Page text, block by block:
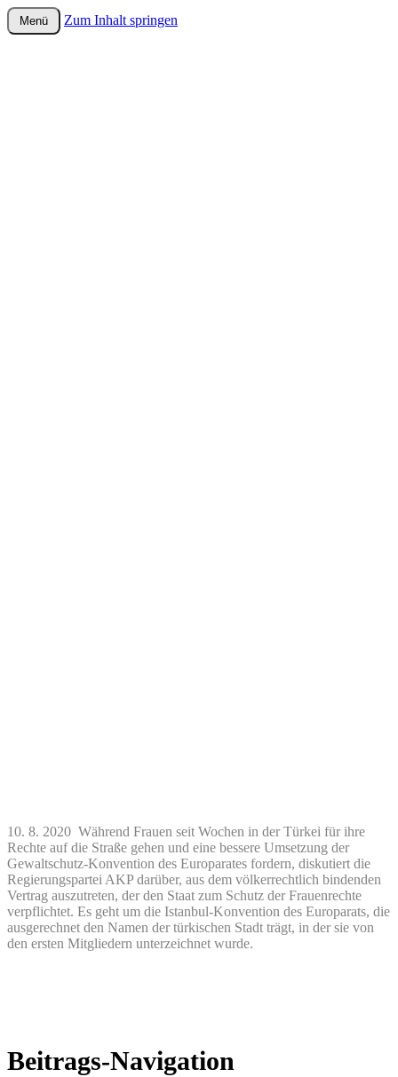
wurster-cartoon-blog.de
Menü Zum Inhalt springen
10. 8. 2020 Während Frauen seit Wochen in der Türkei für ihre
Rechte auf die Straße gehen und eine bessere Umsetzung der
Gewaltschutz-Konvention des Europarates fordern, diskutiert die
Regierungspartei AKP darüber, aus dem völkerrechtlich bindenden
Vertrag auszutreten, der den Staat zum Schutz der Frauenrechte
verpflichtet. Es geht um die Istanbul-Konvention des Europarats, die
ausgerechnet den Namen der türkischen Stadt trägt, in der sie von
den ersten Mitgliedern unterzeichnet wurde.
Beitrags-Navigation